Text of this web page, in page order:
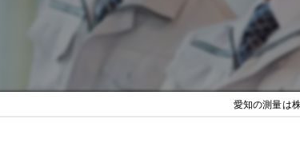
愛知の測量は